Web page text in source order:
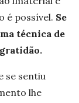
é possível. Se
técnica de
se sentiu
lhe